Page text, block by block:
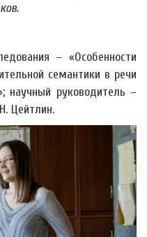
– «Особенности
семантики в речи
научный руководитель –
Цейтлин.